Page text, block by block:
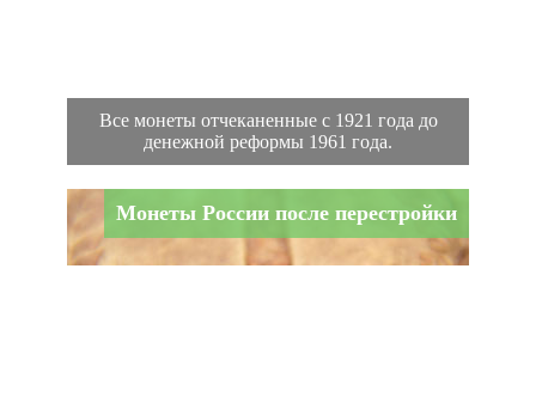
Все монеты отчеканенные с 1921 года до
денежной реформы 1961 года.
Монеты России после перестройки